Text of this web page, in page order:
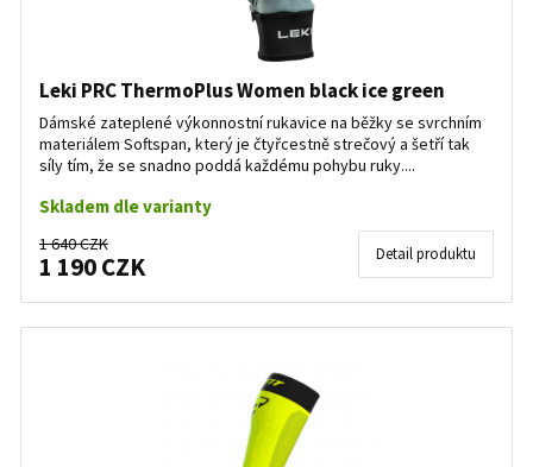
Leki PRC ThermoPlus Women black ice green
Dámské zateplené výkonnostní rukavice na běžky se svrchním
materiálem Softspan, který je čtyřcestně strečový a šetří tak
síly tím, že se snadno poddá každému pohybu ruky....
Skladem dle varianty
1 640 CZK
1 190 CZK Detail produktu